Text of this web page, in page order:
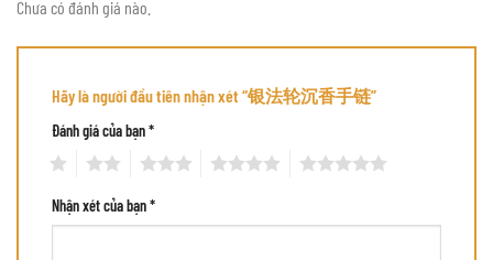
Chưa có đánh giá nào.
Hãy là người đầu tiên nhận xét “银法轮沉香手链”
Đánh giá của bạn*
Nhận xét của bạn*